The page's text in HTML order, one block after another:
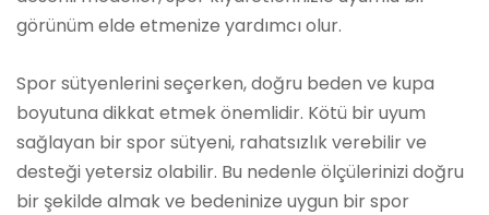
görünüm elde etmenize yardımcı olur.
Spor sütyenlerini seçerken, doğru beden ve kupa
boyutuna dikkat etmek önemlidir. Kötü bir uyum
sağlayan bir spor sütyeni, rahatsızlık verebilir ve
desteği yetersiz olabilir. Bu nedenle ölçülerinizi doğru
bir şekilde almak ve bedeninize uygun bir spor